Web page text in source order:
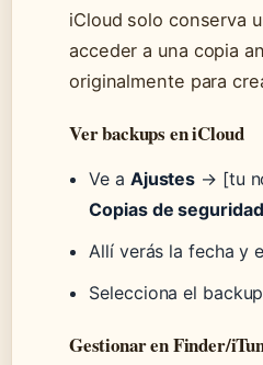
iCloud solo conserva
acceder a una copia
originalmente para
Ver backups en iCloud
Ve a Ajustes → [tu
Copias de seguridad
Allí verás la fecha y
Selecciona el
Gestionar en Finder/